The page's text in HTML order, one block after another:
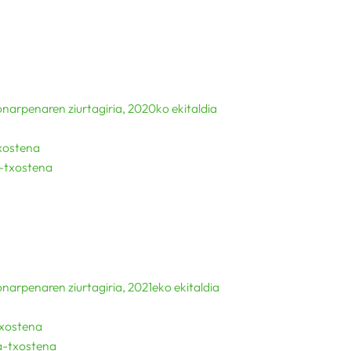
ziurtagiria, 2020ko ekitaldia
txostena
ziurtagiria, 2021eko ekitaldia
txostena